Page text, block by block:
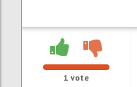
1 vote